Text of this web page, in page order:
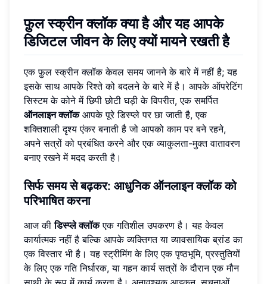
फ़ुल स्क्रीन क्लॉक क्या है और यह आपके
डिजिटल जीवन के लिए क्यों मायने रखती है
एक फ़ुल स्क्रीन क्लॉक केवल समय जानने के बारे में नहीं है; यह
इसके साथ आपके रिश्ते को बदलने के बारे में है। आपके ऑपरेटिंग
सिस्टम के कोने में छिपी छोटी घड़ी के विपरीत, एक समर्पित
ऑनलाइन क्लॉकआपके पूरे डिस्प्ले पर छा जाती है, एक
शक्तिशाली दृश्य एंकर बनाती है जो आपको काम पर बने रहने,
अपने सत्रों को प्रबंधित करने और एक व्याकुलता-मुक्त वातावरण
बनाए रखने में मदद करती है।
सिर्फ समय से बढ़कर: आधुनिक ऑनलाइन क्लॉक को
परिभाषित करना
आज कीडिस्प्ले क्लॉकएक गतिशील उपकरण है। यह केवल
कार्यात्मक नहीं है बल्कि आपके व्यक्तिगत या व्यावसायिक ब्रांड का
एक विस्तार भी है। यह स्ट्रीमिंग के लिए एक पृष्ठभूमि, प्रस्तुतियों
के लिए एक गति निर्धारक, या गहन कार्य सत्रों के दौरान एक मौन